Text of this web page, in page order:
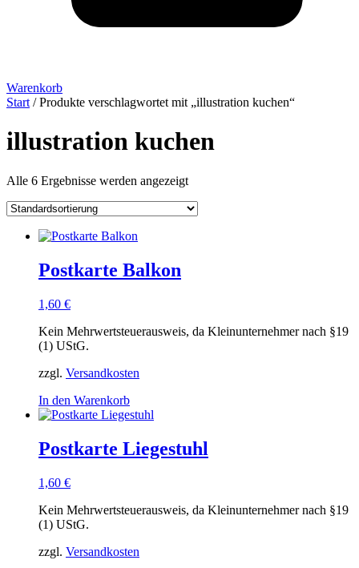
Warenkorb
Start / Produkte verschlagwortet mit „illustration kuchen“
illustration kuchen
Alle 6 Ergebnisse werden angezeigt
Postkarte Balkon
1,60 €
Kein Mehrwertsteuerausweis, da Kleinunternehmer nach §19
(1) UStG.
zzgl. Versandkosten
In den Warenkorb
Postkarte Liegestuhl
1,60 €
Kein Mehrwertsteuerausweis, da Kleinunternehmer nach §19
(1) UStG.
zzgl. Versandkosten